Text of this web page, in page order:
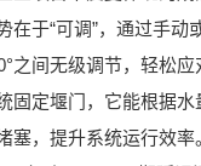
在于“可调”，通过手动
之间无级调节，轻松
固定堰门，它能根据水
塞，提升系统运行效率